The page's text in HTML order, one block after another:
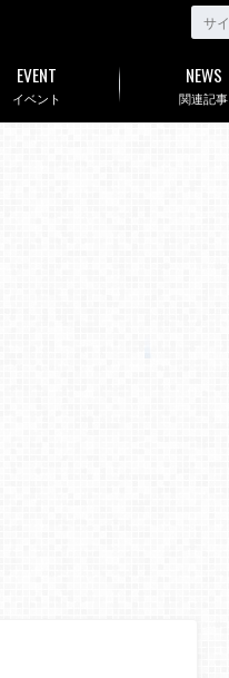
イベント
EVENT
関連記事
NEWS